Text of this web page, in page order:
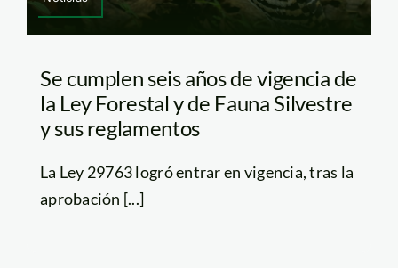
Se cumplen seis años de vigencia de
la Ley Forestal y de Fauna Silvestre
y sus reglamentos
La Ley 29763 logró entrar en vigencia, tras la
aprobación [...]